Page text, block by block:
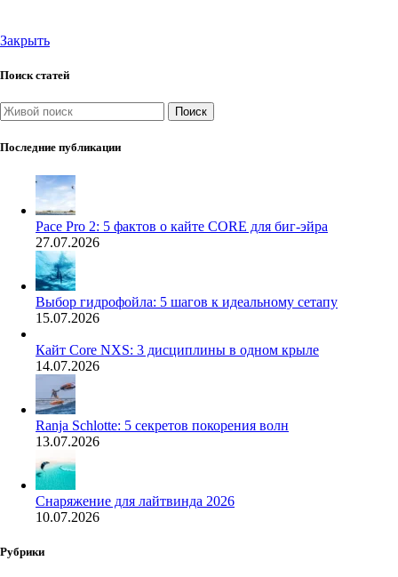
Закрыть
Поиск статей
Поиск
Последние публикации
Pace Pro 2: 5 фактов о кайте CORE для биг-эйра
27.07.2026
Выбор гидрофойла: 5 шагов к идеальному сетапу
15.07.2026
Кайт Core NXS: 3 дисциплины в одном крыле
14.07.2026
Ranja Schlotte: 5 секретов покорения волн
13.07.2026
Снаряжение для лайтвинда 2026
10.07.2026
Рубрики